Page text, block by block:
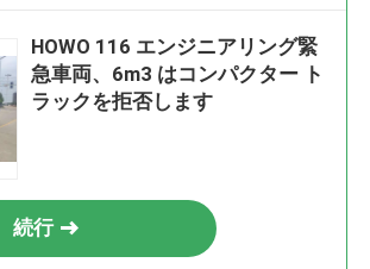
HOWO 116 エンジニアリング緊
急車両、6m3 はコンパクター ト
ラックを拒否します
続行